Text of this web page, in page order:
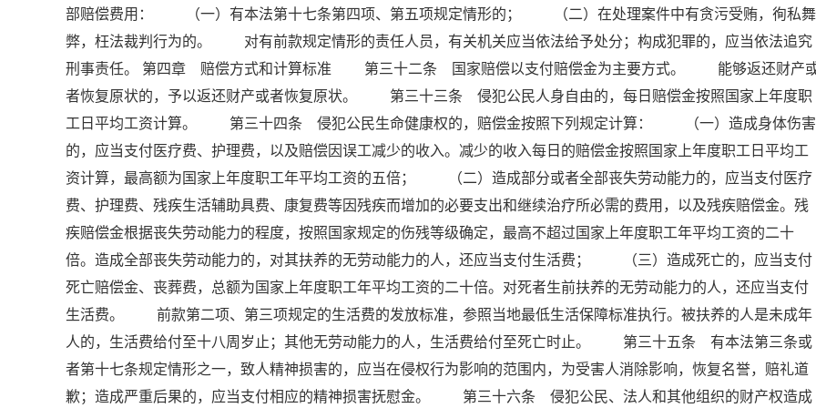
部赔偿费用： （一）有本法第十七条第四项、第五项规定情形的； （二）在处理案件中有贪污受贿，徇私舞
弊，枉法裁判行为的。 对有前款规定情形的责任人员，有关机关应当依法给予处分；构成犯罪的，应当依法追究
刑事责任。 第四章 赔偿方式和计算标准 第三十二条 国家赔偿以支付赔偿金为主要方式。 能够返还财产
者恢复原状的，予以返还财产或者恢复原状。 第三十三条 侵犯公民人身自由的，每日赔偿金按照国家上年度职
工日平均工资计算。 第三十四条 侵犯公民生命健康权的，赔偿金按照下列规定计算： （一）造成身体伤害
的，应当支付医疗费、护理费，以及赔偿因误工减少的收入。减少的收入每日的赔偿金按照国家上年度职工日平均工
资计算，最高额为国家上年度职工年平均工资的五倍； （二）造成部分或者全部丧失劳动能力的，应当支付医疗
费、护理费、残疾生活辅助具费、康复费等因残疾而增加的必要支出和继续治疗所必需的费用，以及残疾赔偿金。残
疾赔偿金根据丧失劳动能力的程度，按照国家规定的伤残等级确定，最高不超过国家上年度职工年平均工资的二十
倍。造成全部丧失劳动能力的，对其扶养的无劳动能力的人，还应当支付生活费； （三）造成死亡的，应当支付
死亡赔偿金、丧葬费，总额为国家上年度职工年平均工资的二十倍。对死者生前扶养的无劳动能力的人，还应当支付
生活费。 前款第二项、第三项规定的生活费的发放标准，参照当地最低生活保障标准执行。被扶养的人是未成年
人的，生活费给付至十八周岁止；其他无劳动能力的人，生活费给付至死亡时止。 第三十五条 有本法第三条或
者第十七条规定情形之一，致人精神损害的，应当在侵权行为影响的范围内，为受害人消除影响，恢复名誉，赔礼道
歉；造成严重后果的，应当支付相应的精神损害抚慰金。 第三十六条 侵犯公民、法人和其他组织的财产权造成